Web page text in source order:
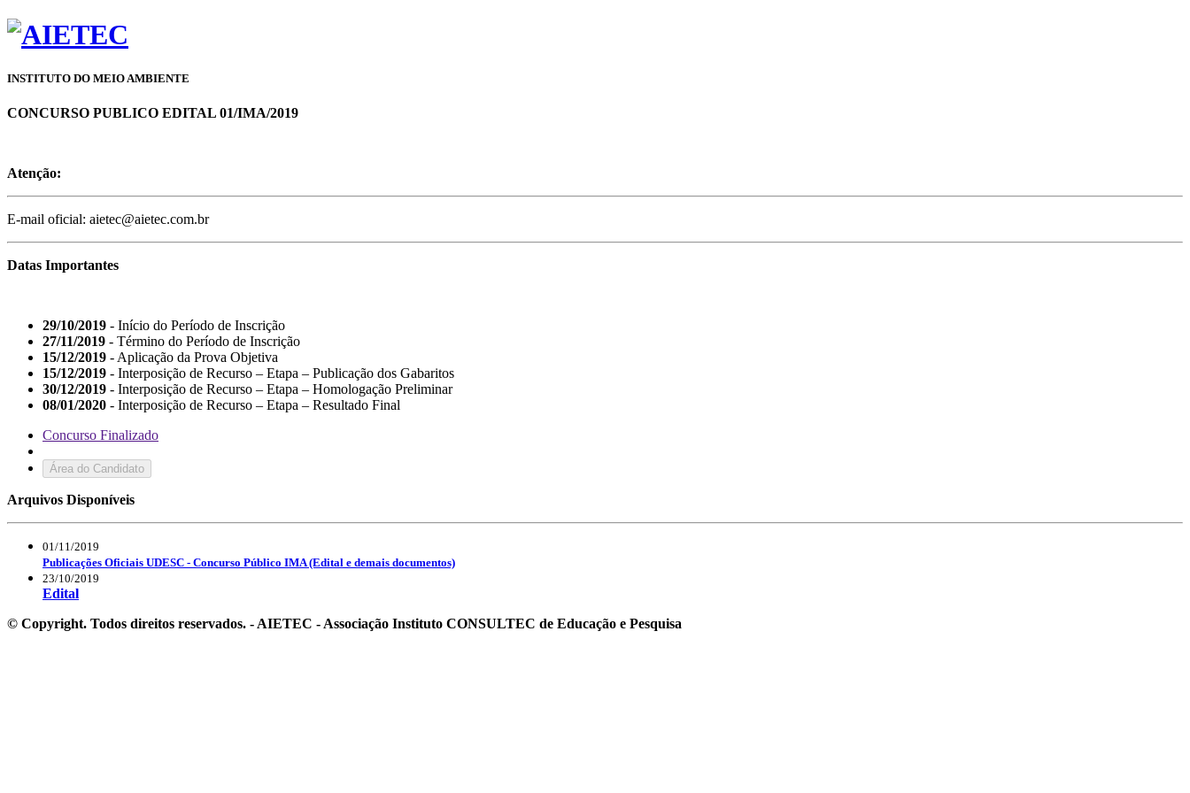
INSTITUTO DO MEIO AMBIENTE
CONCURSO PUBLICO EDITAL 01/IMA/2019
Atenção:
E-mail oficial: aietec@aietec.com.br
Datas Importantes
29/10/2019 - Início do Período de Inscrição
27/11/2019 - Término do Período de Inscrição
15/12/2019 - Aplicação da Prova Objetiva
15/12/2019 - Interposição de Recurso – Etapa – Publicação dos Gabaritos
30/12/2019 - Interposição de Recurso – Etapa – Homologação Preliminar
08/01/2020 - Interposição de Recurso – Etapa – Resultado Final
Concurso Finalizado
Área do Candidato
Arquivos Disponíveis
01/11/2019
Publicações Oficiais UDESC - Concurso Público IMA (Edital e demais documentos)
23/10/2019
Edital
© Copyright. Todos direitos reservados. - AIETEC - Associação Instituto CONSULTEC de Educação e Pesquisa